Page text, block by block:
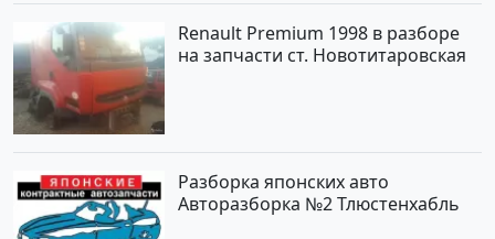
Renault Premium 1998 в разборе
на запчасти ст. Новотитаровская
Разборка японских авто
Авторазборка №2 Тлюстенхабль